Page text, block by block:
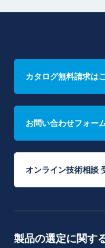
カタログ無料請求は
お問い合わせフォー
オンライン技術相談
製品の選定に関す